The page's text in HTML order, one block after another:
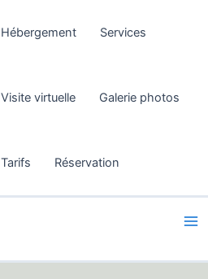
Hébergement Services
Visite virtuelle Galerie photos
Tarifs Réservation